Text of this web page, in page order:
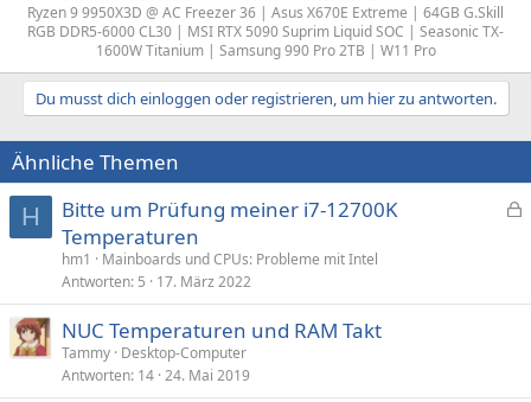
Ryzen 9 9950X3D @ AC Freezer 36 | Asus X670E Extreme | 64GB G.Skill
RGB DDR5-6000 CL30 | MSI RTX 5090 Suprim Liquid SOC | Seasonic TX-
1600W Titanium | Samsung 990 Pro 2TB | W11 Pro​
Du musst dich einloggen oder registrieren, um hier zu antworten.
Ähnliche Themen
H
e
Bitte um Prüfung meiner i7-12700K
Temperaturen
hm1
Mainboards und CPUs: Probleme mit Intel
Antworten 5 17. März 2022
NUC Temperaturen und RAM Takt
Tammy Desktop-Computer
Antworten 14 24. Mai 2019